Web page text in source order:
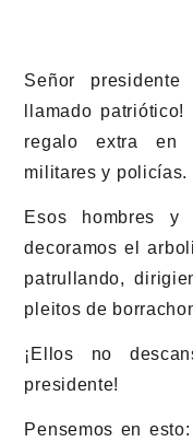
Señor
llamado
regalo extra en
militares y policías.
Esos hombres y
decoramos el
patrullando,
pleitos de
¡Ellos no
presidente!
Pensemos en